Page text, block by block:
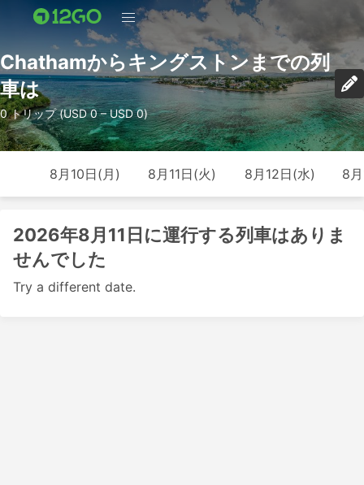
Chathamからキングストンまでの列
車は
0 トリップ (USD 0 – USD 0)
8月10日(月) 8月11日(火) 8月12日(水) 8
2026年8月11日に運行する列車はありま
せんでした
Try a different date.